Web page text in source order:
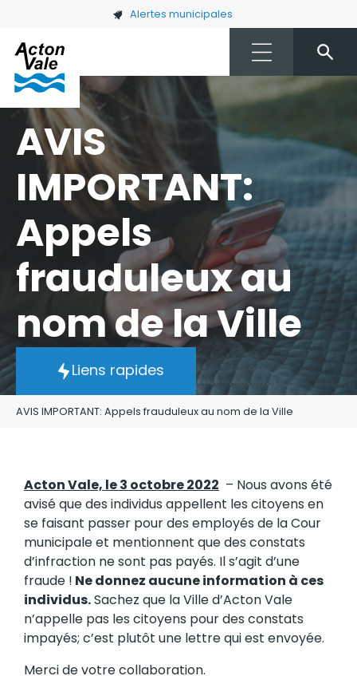
Skip to main content Alertes municipales
AVIS
IMPORTANT:
Appels
frauduleux au
nom de la Ville
Liens rapides
AVIS IMPORTANT: Appels frauduleux au nom de la Ville
Acton Vale, le 3 octobre 2022 – Nous avons été
avisé que des individus appellent les citoyens en
se faisant passer pour des employés de la Cour
municipale et mentionnent que des constats
d’infraction ne sont pas payés. Il s’agit d’une
fraude ! Ne donnez aucune information à ces
individus.Sachez que la Ville d’Acton Vale
n’appelle pas les citoyens pour des constats
impayés; c’est plutôt une lettre qui est envoyée.
Merci de votre collaboration.